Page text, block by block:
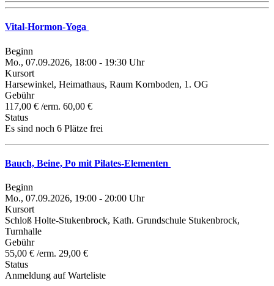
Vital-Hormon-Yoga
Beginn
Mo., 07.09.2026, 18:00 - 19:30 Uhr
Kursort
Harsewinkel, Heimathaus, Raum Kornboden, 1. OG
Gebühr
117,00 € /erm. 60,00 €
Status
Es sind noch 6 Plätze frei
Bauch, Beine, Po mit Pilates-Elementen
Beginn
Mo., 07.09.2026, 19:00 - 20:00 Uhr
Kursort
Schloß Holte-Stukenbrock, Kath. Grundschule Stukenbrock,
Turnhalle
Gebühr
55,00 € /erm. 29,00 €
Status
Anmeldung auf Warteliste